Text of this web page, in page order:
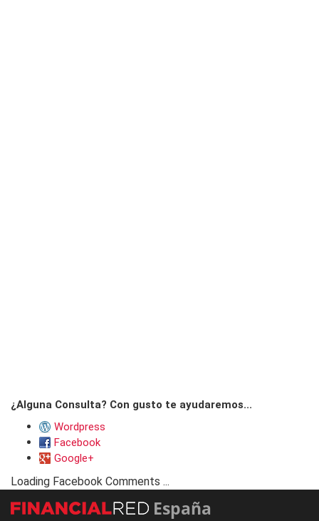
¿Alguna Consulta? Con gusto te ayudaremos...
Wordpress
Facebook
Google+
Loading Facebook Comments ...
España